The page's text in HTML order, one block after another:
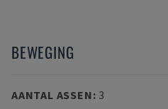
BEWEGING
AANTAL ASSEN: 3